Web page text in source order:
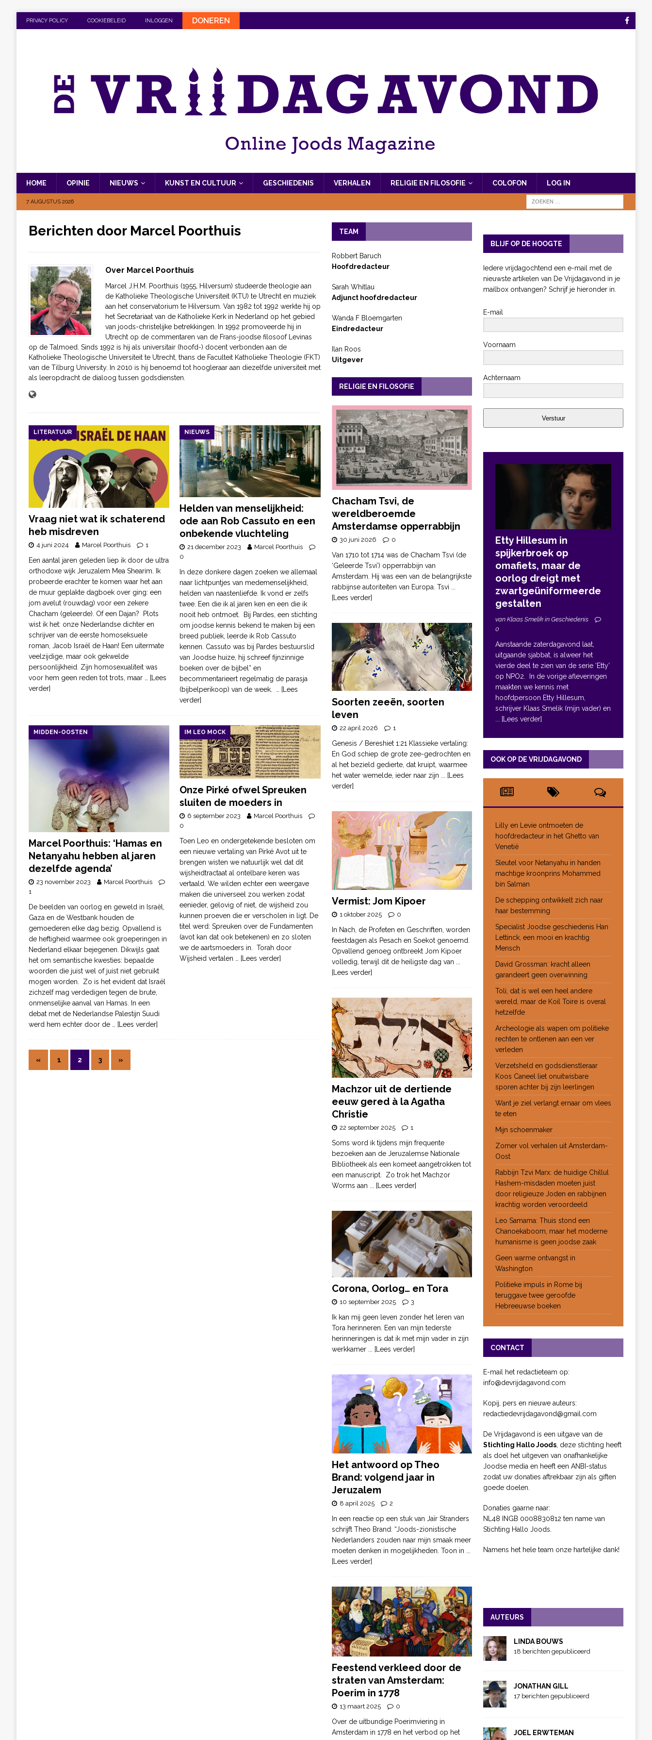
PRIVACY POLICY COOKIEBELEID INLOGGEN DONEREN
HOME OPINIE NIEUWS KUNST EN CULTUUR GESCHIEDENIS VERHALEN RELIGIE EN FILOSOFIE COLOFON LOG IN
7 AUGUSTUS 2026
Berichten door Marcel Poorthuis
Over Marcel Poorthuis
Marcel J.H.M. Poorthuis (1955, Hilversum) studeerde theologie aan
de Katholieke Theologische Universiteit (KTU) te Utrecht en muziek
aan het conservatorium te Hilversum. Van 1982 tot 1992 werkte hij op
het Secretariaat van de Katholieke Kerk in Nederland op het gebied
van joods-christelijke betrekkingen. In 1992 promoveerde hij in
Utrecht op de commentaren van de Frans-joodse filosoof Levinas
op de Talmoed. Sinds 1992 is hij als universitair (hoofd-) docent verbonden aan de
Katholieke Theologische Universiteit te Utrecht, thans de Faculteit Katholieke Theologie (FKT)
van de Tilburg University. In 2010 is hij benoemd tot hoogleraar aan diezelfde universiteit met
als leeropdracht de dialoog tussen godsdiensten.
LITERATUUR
Vraag niet wat ik schaterend
heb misdreven
4 juni 2024 Marcel Poorthuis 1
Een aantal jaren geleden liep ik door de ultra
orthodoxe wijk Jeruzalem Mea Shearim. Ik
probeerde erachter te komen waar het aan
de muur geplakte dagboek over ging: een
jom avelut (rouwdag) voor een zekere
Chacham (geleerde). Of een Dajan? Plots
wist ik het: onze Nederlandse dichter en
schrijver van de eerste homoseksuele
roman, Jacob Israël de Haan! Een uitermate
veelzijdige, maar ook gekwelde
persoonlijkheid. Zijn homosexualiteit was
voor hem geen reden tot trots, maar
… [Lees
verder]
NIEUWS
Helden van menselijkheid:
ode aan Rob Cassuto en een
onbekende vluchteling
21 december 2023
Marcel Poorthuis
0
In deze donkere dagen zoeken we allemaal
naar lichtpuntjes van medemenselijkheid,
helden van naastenliefde. Ik vond er zelfs
twee. Een die ik al jaren ken en een die ik
nooit heb ontmoet. Bij Pardes, een stichting
om joodse kennis bekend te maken bij een
breed publiek, leerde ik Rob Cassuto
kennen. Cassuto was bij Pardes bestuurslid
van Joodse huize, hij schreef fijnzinnige
boeken over de bijbel* en
becommentarieert regelmatig de parasja
(bijbelperikoop) van de week.
… [Lees
verder]
MIDDEN-OOSTEN
Marcel Poorthuis: ‘Hamas en
Netanyahu hebben al jaren
dezelfde agenda’
23 november 2023
Marcel Poorthuis
1
De beelden van oorlog en geweld in Israël,
Gaza en de Westbank houden de
gemoederen elke dag bezig. Opvallend is
de heftigheid waarmee ook groeperingen in
Nederland elkaar bejegenen. Dikwijls gaat
het om semantische kwesties: bepaalde
woorden die juist wel of juist niet gebruikt
mogen worden. Zo is het evident dat Israël
zichzelf mag verdedigen tegen de brute,
onmenselijke aanval van Hamas. In een
debat met de Nederlandse Palestijn Suudi
werd hem echter door de … [Lees verder]
IM LEO MOCK
Onze Pirké ofwel Spreuken
sluiten de moeders in
6 september 2023
Marcel Poorthuis
0
Toen Leo en ondergetekende besloten om
een nieuwe vertaling van Pirké Avot uit te
brengen wisten we natuurlijk wel dat dit
wijsheidtractaat al ontelbare keren was
vertaald. We wilden echter een weergave
maken die universeel zou werken zodat
eenieder, gelovig of niet, de wijsheid zou
kunnen proeven die er verscholen in ligt. De
titel werd: Spreuken over de Fundamenten
(avot kan dat ook betekenen) en zo sloten
we de aartsmoeders in. Torah door
Wijsheid vertalen
… [Lees verder]
« 1 2 3 »
TEAM
Robbert Baruch
Hoofdredacteur
Sarah Whitlau
Adjunct hoofdredacteur
Wanda F Bloemgarten
Eindredacteur
Ilan Roos
Uitgever
RELIGIE EN FILOSOFIE
Chacham Tsvi, de
wereldberoemde
Amsterdamse opperrabbijn
30 juni 2026 0
Van 1710 tot 1714 was de Chacham Tsvi (de
‘Geleerde Tsvi’) opperrabbijn van
Amsterdam. Hij was een van de belangrijkste
rabbijnse autoriteiten van Europa. Tsvi
[Lees verder]
Soorten zeeën, soorten
leven
22 april 2026 1
Genesis / Bereshiet 1:21 Klassieke vertaling:
En God schiep de grote zee-gedrochten en
al het bezield gedierte, dat kruipt, waarmee
het water wemelde, ieder naar zijn ... [Lees
verder]
Vermist: Jom Kipoer
1 oktober 2025 0
In Nach, de Profeten en Geschriften, worden
feestdagen als Pesach en Soekot genoemd.
Opvallend genoeg ontbreekt Jom Kipoer
volledig, terwijl dit de heiligste dag van
[Lees verder]
Machzor uit de dertiende
eeuw gered à la Agatha
Christie
22 september 2025 1
Soms word ik tijdens mijn frequente
bezoeken aan de Jeruzalemse Nationale
Bibliotheek als een komeet aangetrokken tot
een manuscript. Zo trok het Machzor
Worms aan ... [Lees verder]
Corona, Oorlog… en Tora
10 september 2025 3
Ik kan mij geen leven zonder het leren van
Tora herinneren. Een van mijn tederste
herinneringen is dat ik met mijn vader in zijn
werkkamer ... [Lees verder]
Het antwoord op Theo
Brand: volgend jaar in
Jeruzalem
8 april 2025 2
In een reactie op een stuk van Jaïr Stranders
schrijft Theo Brand: “Joods-zionistische
Nederlanders zouden naar mijn smaak meer
moeten denken in mogelijkheden. Toon in
[Lees verder]
Feestend verkleed door de
straten van Amsterdam:
Poerim in 1778
13 maart 2025 0
Over de uitbundige Poerimviering in
Amsterdam in 1778 en het verbod op het
BLIJF OP DE HOOGTE
Iedere vrijdagochtend een e-mail met de
nieuwste artikelen van De Vrijdagavond in je
mailbox ontvangen? Schrijf je hieronder in.
E-mail
Voornaam
Achternaam
Verstuur
Etty Hillesum in
spijkerbroek op
omafiets, maar de
oorlog dreigt met
zwartgeüniformeerde
gestalten
van Klaas Smelik in Geschiedenis
0
Aanstaande zaterdagavond laat,
uitgaande sjabbat, is alweer het
vierde deel te zien van de serie ‘Etty’
op NPO2. In de vorige afleveringen
maakten we kennis met
hoofdpersoon Etty Hillesum,
schrijver Klaas Smelik (mijn vader) en
... [Lees verder]
OOK OP DE VRIJDAGAVOND
Lilly en Levie ontmoeten de
hoofdredacteur in het Ghetto van
Venetië
Sleutel voor Netanyahu in handen
machtige kroonprins Mohammed
bin Salman
De schepping ontwikkelt zich naar
haar bestemming
Specialist Joodse geschiedenis Han
Lettinck, een mooi en krachtig
Mensch
David Grossman: kracht alleen
garandeert geen overwinning
Toli, dat is wel een heel andere
wereld, maar de Koil Toire is overal
hetzelfde
Archeologie als wapen om politieke
rechten te ontlenen aan een ver
verleden
Verzetsheld en godsdienstleraar
Koos Caneel liet onuitwisbare
sporen achter bij zijn leerlingen
Want je ziel verlangt ernaar om vlees
te eten
Mijn schoenmaker
Zomer vol verhalen uit Amsterdam-
Oost
Rabbijn Tzvi Marx: de huidige Chillul
Hashem-misdaden moeten juist
door religieuze Joden en rabbijnen
krachtig worden veroordeeld
Leo Samama: Thuis stond een
Chanoekaboom, maar het moderne
humanisme is geen joodse zaak
Geen warme ontvangst in
Washington
Politieke impuls in Rome bij
teruggave twee geroofde
Hebreeuwse boeken
CONTACT
E-mail het redactieteam op:
info@devrijdagavond.com
Kopij, pers en nieuwe auteurs:
redactiedevrijdagavond@gmail.com
De Vrijdagavond is een uitgave van de
Stichting Hallo Joods, deze stichting heeft
als doel het uitgeven van onafhankelijke
Joodse media en heeft een ANBI-status
zodat uw donaties aftrekbaar zijn als giften
goede doelen.
Donaties gaarne naar:
NL48 INGB 0008830812 ten name van
Stichting Hallo Joods.
Namens het hele team onze hartelijke dank!
AUTEURS
LINDA BOUWS
18 berichten gepubliceerd
JONATHAN GILL
17 berichten gepubliceerd
JOEL ERWTEMAN